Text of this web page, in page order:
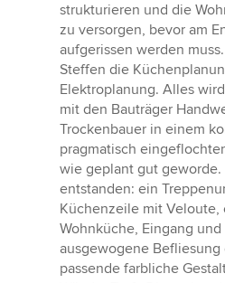
strukturieren und die
zu versorgen, bevor am
aufgerissen werden
Steffen die
Elektroplanung. Alles
mit den Bauträger
Trockenbauer in einem
pragmatisch
wie geplant gut geworde.
entstanden: ein
Küchenzeile mit
Wohnküche, Eingang und
ausgewogene
passende farbliche